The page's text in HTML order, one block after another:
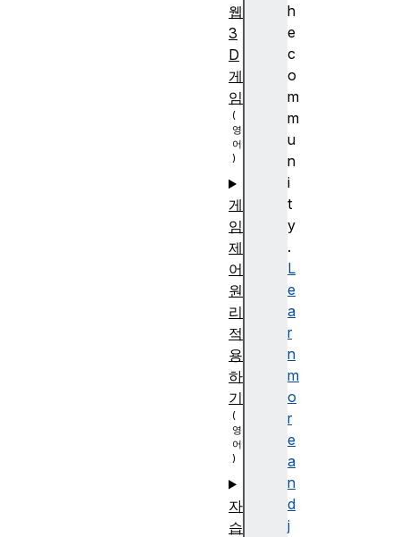
h
e
c
o
m
m
u
n
i
t
y
.
L
e
a
r
n
m
o
r
e
a
n
d
j
웹
3
D
게
임
게
임
제
어
원
리
적
용
하
기
자
습